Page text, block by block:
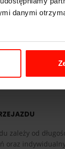
danymi
zależy od
oraz